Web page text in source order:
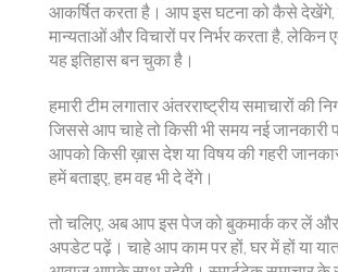
आकर्षित करता है। आप इस घटना को कैसे
मान्यताओं और विचारों पर निर्भर करता है,
यह इतिहास बन चुका है।
हमारी टीम लगातार अंतरराष्ट्रीय समाचारों की
जिससे आप चाहे तो किसी भी समय नई
आपको किसी ख़ास देश या विषय की गहरी
हमें बताइए, हम वह भी दे देंगे।
तो चलिए, अब आप इस पेज को बुकमार्क कर लें और
अपडेट पढ़ें। चाहे आप काम पर हों, घर में हों या